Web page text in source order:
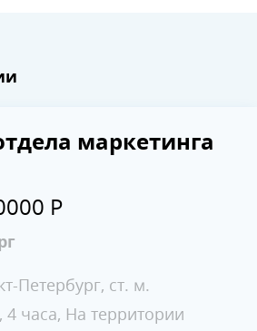
маркетинга
Р
Петербург, ст. м.
4 часа, На территории